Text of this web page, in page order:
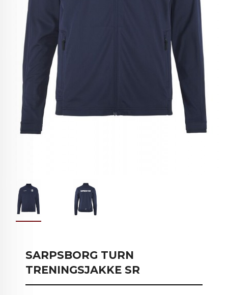
SARPSBORG TURN
TRENINGSJAKKE SR